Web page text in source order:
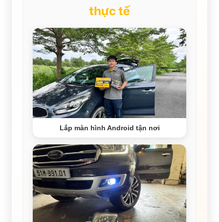
thực tế
Lắp màn hình Android tận nơi